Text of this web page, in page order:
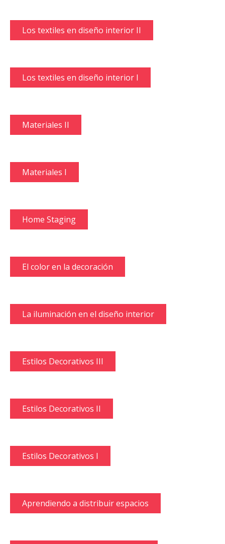
Los textiles en diseño interior II
Los textiles en diseño interior I
Materiales II
Materiales I
Home Staging
El color en la decoración
La iluminación en el diseño interior
Estilos Decorativos III
Estilos Decorativos II
Estilos Decorativos I
Aprendiendo a distribuir espacios